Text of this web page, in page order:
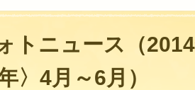
トニュース（
〉4月～6月）